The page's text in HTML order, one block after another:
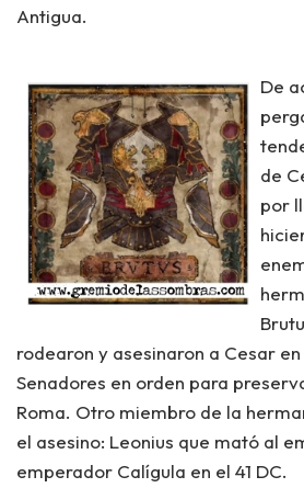
Antigua.
De
de
por
rodearon y asesinaron a Cesar
Senadores en orden para
Roma. Otro miembro de la
el asesino: Leonius que mató al
emperador Calígula en el 41 DC.